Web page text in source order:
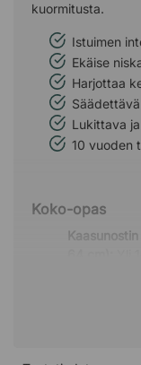
kuormitusta.
Istuimen
Ekäise
Harjottaa
Lukittava
10 vuoden
Koko-opas